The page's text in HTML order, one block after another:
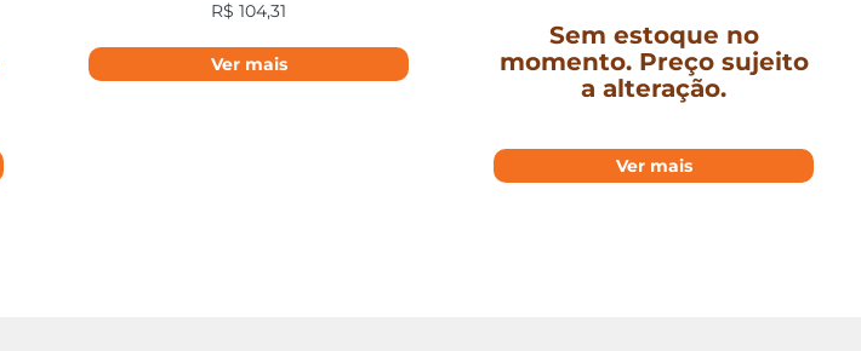
R$ 104,31
Ver mais
Sem estoque no
momento. Preço sujeito
a alteração.
Ver mais